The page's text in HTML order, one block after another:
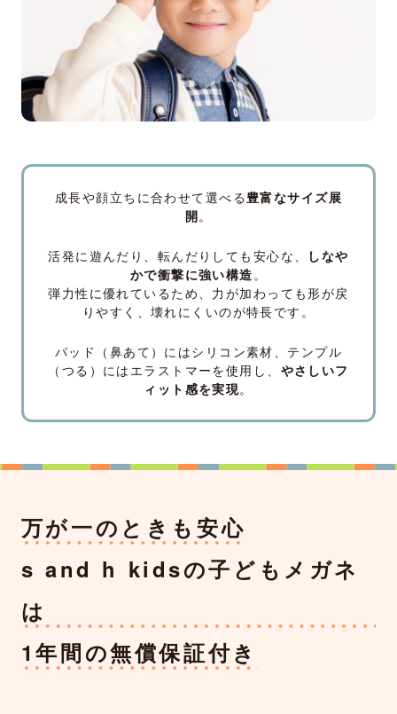
成長や顔立ちに合わせて選べる豊富なサイズ展
開。
活発に遊んだり、転んだりしても安心な、
しなや
かで衝撃に強い構造 。
弾力性に優れているため、力が加わっても形が戻
りやすく、壊れにくいのが特長です。
パッド（鼻あて）にはシリコン素材、テンプル
（つる）にはエラストマーを使用し、 やさしいフ
ィット感を実現。
万が一のときも安心
s and h kidsの子どもメガネ
は
1年間の無償保証付き